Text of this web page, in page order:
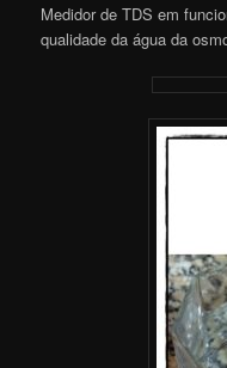
Medidor de TDS em
qualidade da água da